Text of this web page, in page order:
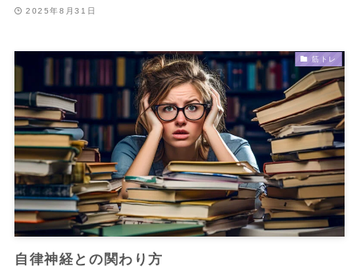
2025年8月31日
筋トレ
自律神経との関わり方